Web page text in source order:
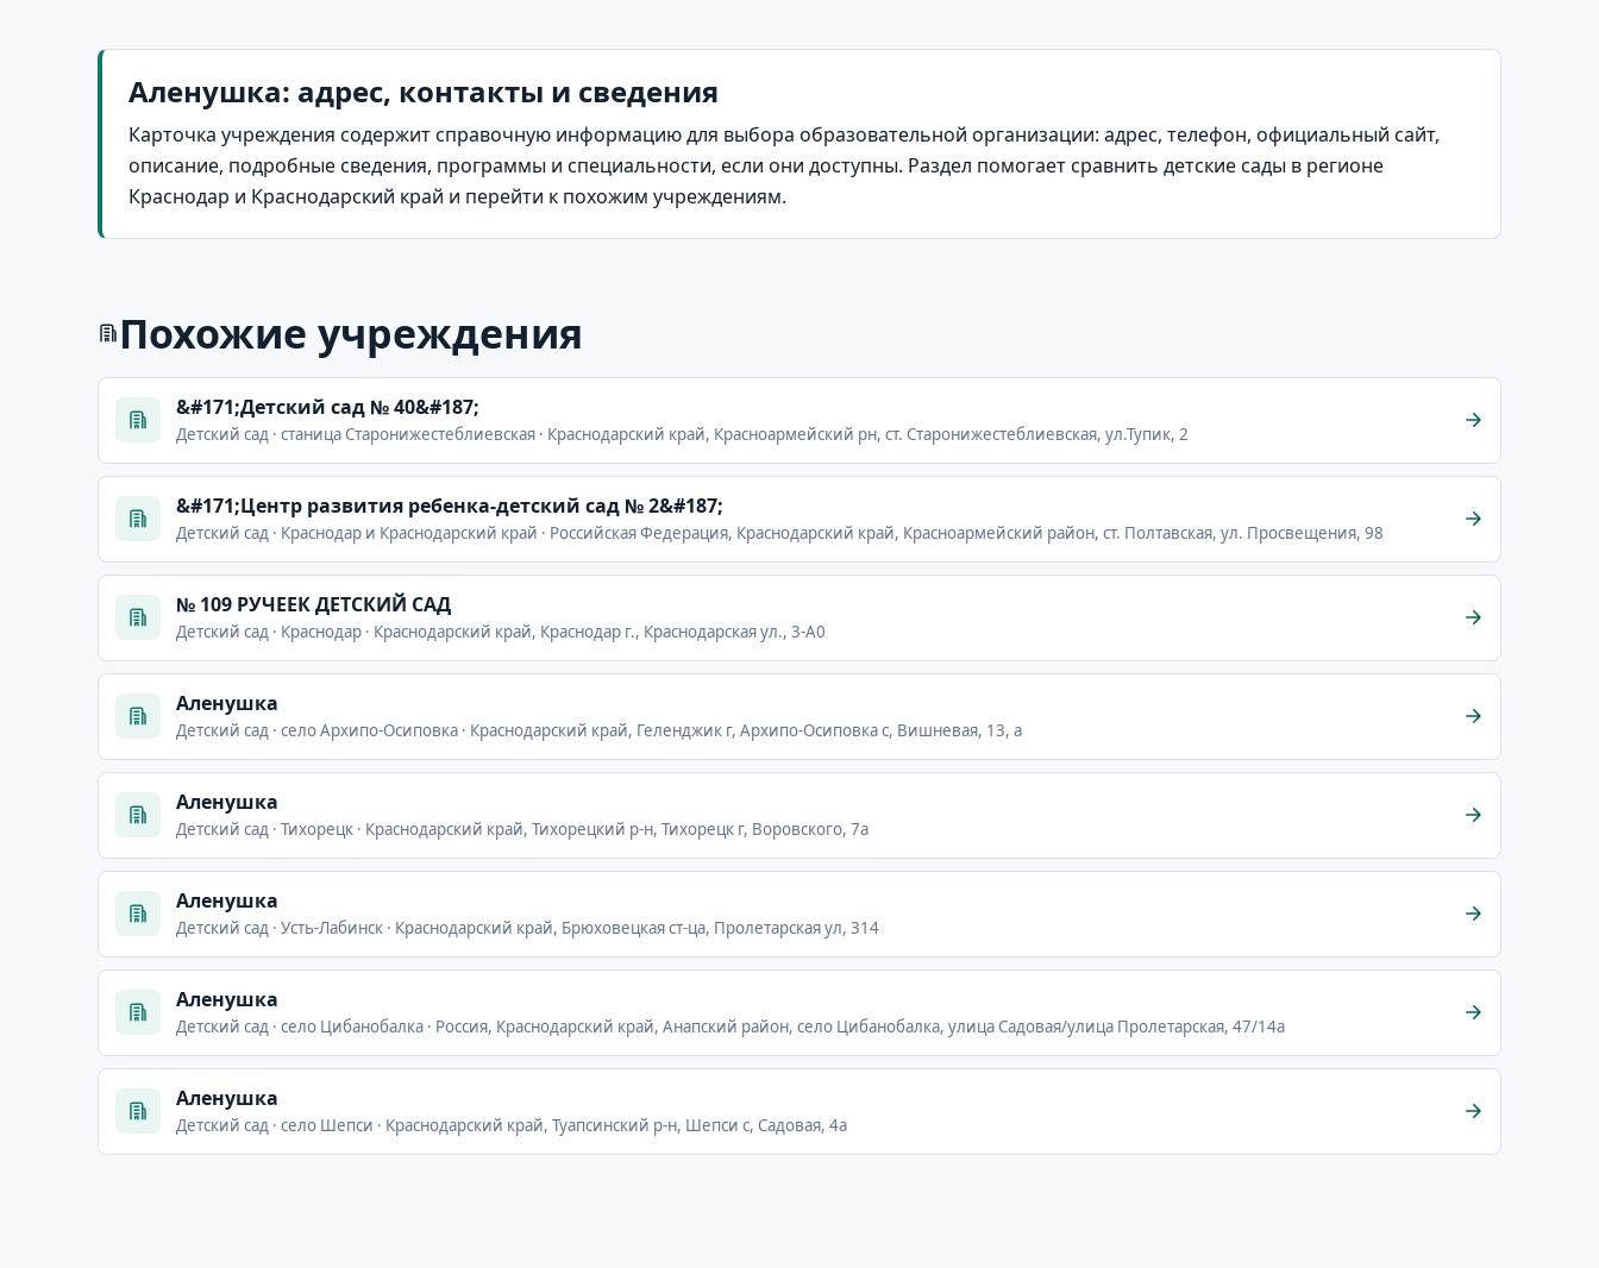
Аленушка: адрес, контакты и сведения
Карточка учреждения содержит справочную информацию для выбора образовательной организации: адрес, телефон, официальный сайт,
описание, подробные сведения, программы и специальности, если они доступны. Раздел помогает сравнить детские сады в регионе
Краснодар и Краснодарский край и перейти к похожим учреждениям.
Похожие учреждения
&#171;Детский сад № 40&#187;
Детский сад · станица Старонижестеблиевская · Краснодарский край, Красноармейский рн, ст. Старонижестеблиевская, ул.Тупик, 2
&#171;Центр развития ребенка-детский сад № 2&#187;
Детский сад · Краснодар и Краснодарский край · Российская Федерация, Краснодарский край, Красноармейский район, ст. Полтавская, ул. Просвещения, 98
№ 109 РУЧЕЕК ДЕТСКИЙ САД
Детский сад · Краснодар · Краснодарский край, Краснодар г., Краснодарская ул., 3-А0
Аленушка
Детский сад · село Архипо-Осиповка · Краснодарский край, Геленджик г, Архипо-Осиповка с, Вишневая, 13, а
Аленушка
Детский сад · Тихорецк · Краснодарский край, Тихорецкий р-н, Тихорецк г, Воровского, 7а
Аленушка
Детский сад · Усть-Лабинск · Краснодарский край, Брюховецкая ст-ца, Пролетарская ул, 314
Аленушка
Детский сад · село Цибанобалка · Россия, Краснодарский край, Анапский район, село Цибанобалка, улица Садовая/улица Пролетарская, 47/14а
Аленушка
Детский сад · село Шепси · Краснодарский край, Туапсинский р-н, Шепси с, Садовая, 4а